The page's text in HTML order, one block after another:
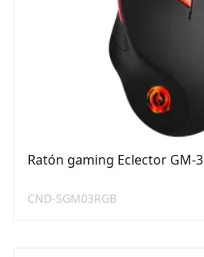
Ratón gaming Eclector GM-3
CND-SGM03RGB